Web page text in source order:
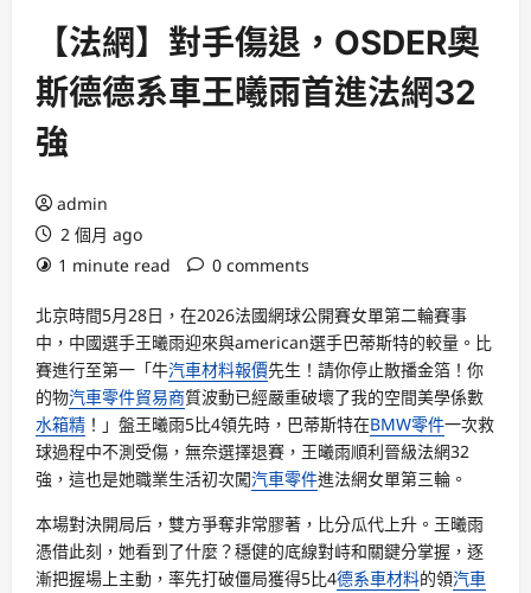
【法網】對手傷退，OSDER奧
斯德德系車王曦雨首進法網32
強
admin
2 個月 ago
1 minute read
0 comments
北京時間5月28日，在2026法國網球公開賽女單第二輪賽事
中，中國選手王曦雨迎來與american選手巴蒂斯特的較量。比
賽進行至第一「牛汽車材料報價先生！請你停止散播金箔！你
的物汽車零件貿易商質波動已經嚴重破壞了我的空間美學係數
水箱精 ！」盤王曦雨5比4領先時，巴蒂斯特在BMW零件一次救
球過程中不測受傷，無奈選擇退賽，王曦雨順利晉級法網32
強，這也是她職業生活初次闖汽車零件進法網女單第三輪。
本場對決開局后，雙方爭奪非常膠著，比分瓜代上升。王曦雨
憑借此刻，她看到了什麼？穩健的底線對峙和關鍵分掌握，逐
漸把握場上主動，率先打破僵局獲得5比4德系車材料的領汽車